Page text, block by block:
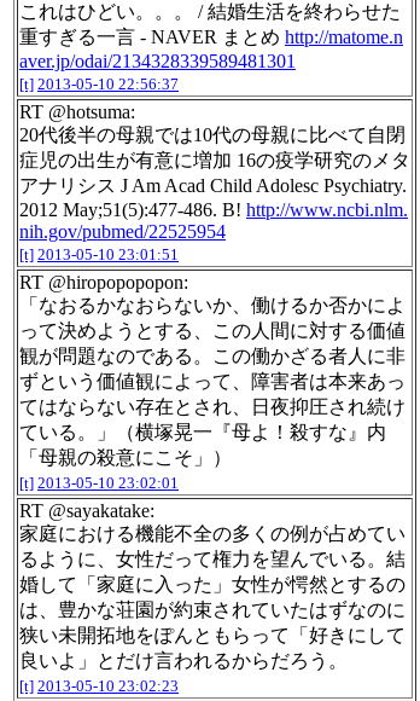
これはひどい。。。 / 結婚生活を終わらせた
重すぎる一言 - NAVER まとめ http://matome.n
aver.jp/odai/2134328339589481301
[t] 2013-05-10 22:56:37
RT @hotsuma:
20代後半の母親では10代の母親に比べて自閉
症児の出生が有意に増加 16の疫学研究のメタ
アナリシス J Am Acad Child Adolesc Psychiatry.
2012 May;51(5):477-486. B! http://www.ncbi.nlm.
nih.gov/pubmed/22525954
[t] 2013-05-10 23:01:51
RT @hiropopopopon:
「なおるかなおらないか、働けるか否かによ
って決めようとする、この人間に対する価値
観が問題なのである。この働かざる者人に非
ずという価値観によって、障害者は本来あっ
てはならない存在とされ、日夜抑圧され続け
ている。」（横塚晃一『母よ！殺すな』内
「母親の殺意にこそ」）
[t] 2013-05-10 23:02:01
RT @sayakatake:
家庭における機能不全の多くの例が占めてい
るように、女性だって権力を望んでいる。結
婚して「家庭に入った」女性が愕然とするの
は、豊かな荘園が約束されていたはずなのに
狭い未開拓地をぽんともらって「好きにして
良いよ」とだけ言われるからだろう。
[t] 2013-05-10 23:02:23